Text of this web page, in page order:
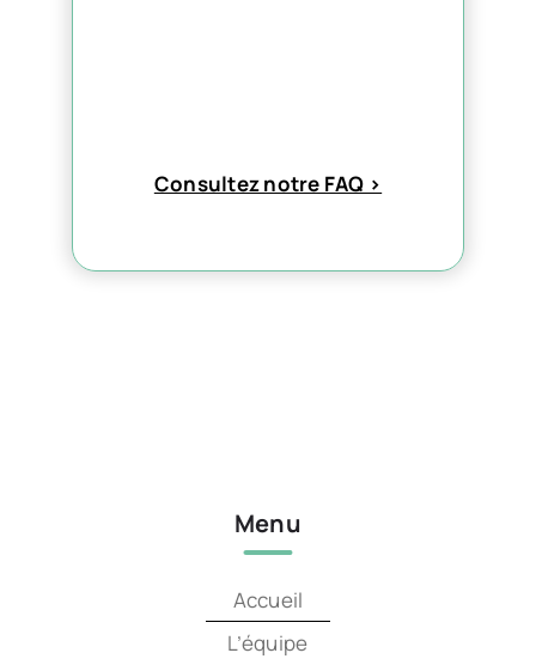
Consultez notre FAQ >
Menu
Accueil
L’équipe